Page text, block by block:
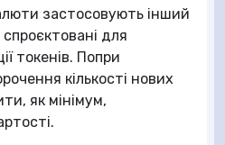
застосовують інший
спроєктовані для
токенів. Попри
кількості нових
як мінімум,